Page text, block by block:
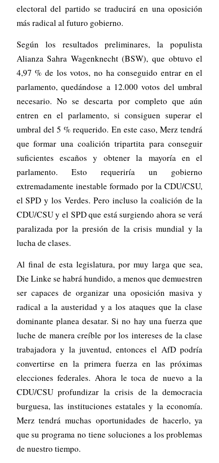
electoral del partido se traducirá en una oposición
más radical al futuro gobierno.
Según los resultados preliminares, la populista
Alianza Sahra Wagenknecht (BSW), que obtuvo el
4,97 % de los votos, no ha conseguido entrar en el
parlamento, quedándose a 12.000 votos del umbral
necesario. No se descarta por completo que aún
entren en el parlamento, si consiguen superar el
umbral del 5 % requerido. En este caso, Merz tendrá
que formar una coalición tripartita para conseguir
suficientes escaños y obtener la mayoría en el
parlamento. Esto requeriría un gobierno
extremadamente inestable formado por la CDU/CSU,
el SPD y los Verdes. Pero incluso la coalición de la
CDU/CSU y el SPD que está surgiendo ahora se verá
paralizada por la presión de la crisis mundial y la
lucha de clases.
Al final de esta legislatura, por muy larga que sea,
Die Linke se habrá hundido, a menos que demuestren
ser capaces de organizar una oposición masiva y
radical a la austeridad y a los ataques que la clase
dominante planea desatar. Si no hay una fuerza que
luche de manera creíble por los intereses de la clase
trabajadora y la juventud, entonces el AfD podría
convertirse en la primera fuerza en las próximas
elecciones federales. Ahora le toca de nuevo a la
CDU/CSU profundizar la crisis de la democracia
burguesa, las instituciones estatales y la economía.
Merz tendrá muchas oportunidades de hacerlo, ya
que su programa no tiene soluciones a los problemas
de nuestro tiempo.